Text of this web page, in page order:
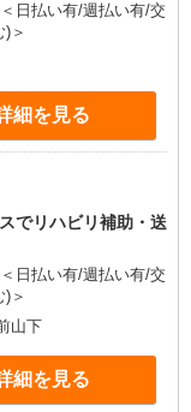
日払い有/週払い有/交
＞
細を見る
でリハビリ補助・送
日払い有/週払い有/交
＞
山下
細を見る